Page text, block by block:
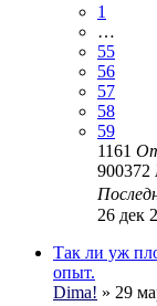
1
…
55
56
57
58
59
1161
900372
26 дек
Так ли уж
опыт.
Dima! » 29